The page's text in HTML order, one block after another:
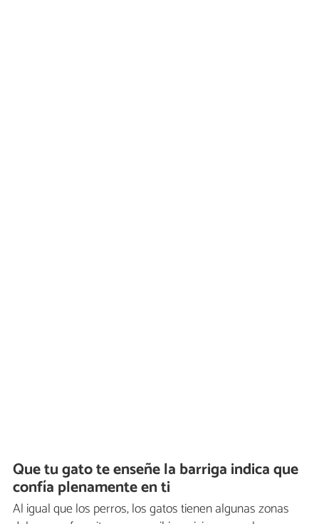
Que tu gato te enseñe la barriga indica que
confía plenamente en ti
Al igual que los perros, los gatos tienen algunas zonas